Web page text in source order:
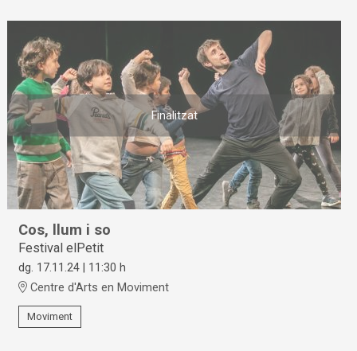
Finalitzat
Cos, llum i so
Festival elPetit
dg. 17.11.24 | 11:30 h
Centre d'Arts en Moviment
Moviment